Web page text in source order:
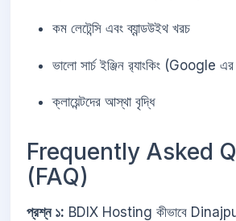
কম লেটেন্সি এবং ব্যান্ডউইথ খরচ
ভালো সার্চ ইঞ্জিন র‍্যাংকিং (Google
ক্লায়েন্টদের আস্থা বৃদ্ধি
Frequently Asked
(FAQ)
প্রশ্ন ১: BDIX Hosting কীভাবে